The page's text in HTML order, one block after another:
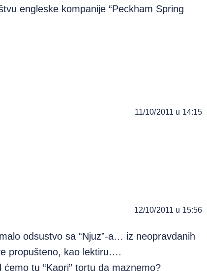
engleske kompanije “Peckham Spring
11/10/2011 u 14:15
12/10/2011 u 15:56
odsustvo sa “Njuz”-a… iz neopravdanih
propušteno, kao lektiru….
tu “Kapri” tortu da maznemo?